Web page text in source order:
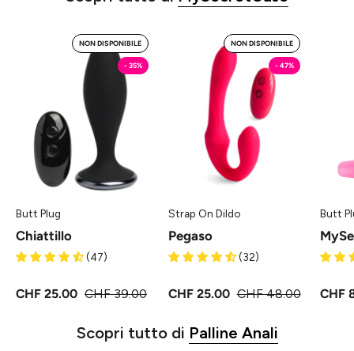
Chiattillo
-
Butt
Plug
MySecretCase
NON DISPONIBILE
- 35%
Butt Plug
Chiattillo
(47)
CHF 25.00 CHF 39.00
Pegaso
-
Strap
On
Dildo
MySecretCase
NON DISPONIBILE
- 47%
Strap On Dildo
Pegaso
(32)
CHF 25.00 CHF 48.00
Butt
CHF
Scopri tutto di Palline Anali